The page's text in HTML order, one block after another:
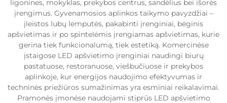
ligonines, mokyklas, prekybos centrus, sandėlius bei išorės
įrengimus. Gyvenamosios aplinkos taikymo pavyzdžiai –
įleistos lubų lemputės, pakabinti įrenginiai, bėginis
apšvietimas ir po spintelėmis įrengiamas apšvietimas, kurie
gerina tiek funkcionalumą, tiek estetiką. Komercinėse
įstaigose LED apšvietimo įrenginiai naudingi biurų
pastatuose, restoranuose, viešbučiuose ir prekybos
aplinkoje, kur energijos naudojimo efektyvumas ir
techninės priežiūros sumažinimas yra esminiai reikalavimai.
Pramonės įmonėse naudojami stiprūs LED apšvietimo